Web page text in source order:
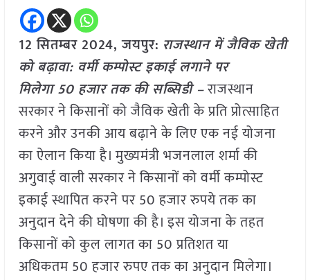
12 सितम्बर 2024, जयपुर: राजस्थान में जैविक खेती
को बढ़ावा: वर्मी कम्पोस्ट इकाई लगाने पर
मिलेगा 50 हजार तक की सब्सिडी –राजस्थान
सरकार ने किसानों को जैविक खेती के प्रति प्रोत्साहित
करने और उनकी आय बढ़ाने के लिए एक नई योजना
का ऐलान किया है। मुख्यमंत्री भजनलाल शर्मा की
अगुवाई वाली सरकार ने किसानों को वर्मी कम्पोस्ट
इकाई स्थापित करने पर 50 हजार रुपये तक का
अनुदान देने की घोषणा की है। इस योजना के तहत
किसानों को कुल लागत का 50 प्रतिशत या
अधिकतम 50 हजार रुपए तक का अनुदान मिलेगा।